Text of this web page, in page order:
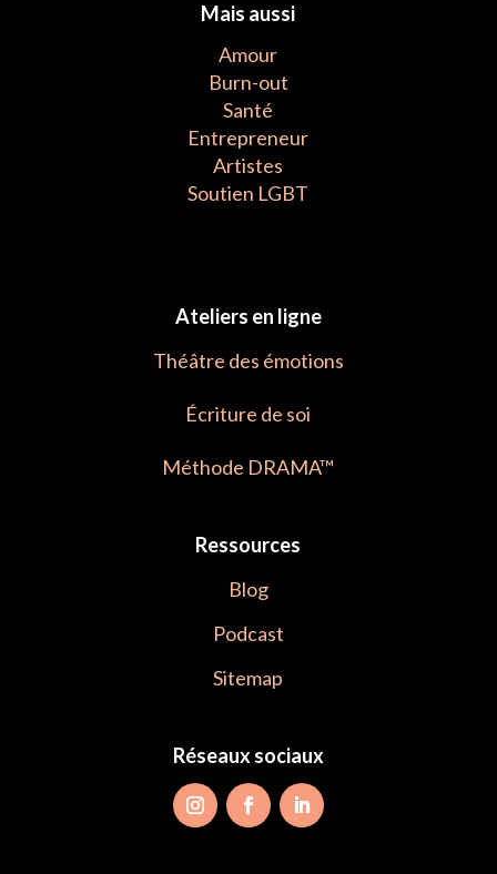
Mais aussi
Amour
Burn-out
Santé
Entrepreneur
Artistes
Soutien LGBT
Ateliers en ligne
Théâtre des émotions
Écriture de soi
Méthode DRAMA™
Ressources
Blog
Podcast
Sitemap
Réseaux sociaux